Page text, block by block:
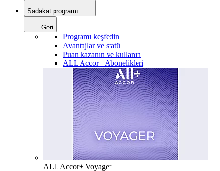
Sadakat programı
Geri
Programı keşfedin
Avantajlar ve statü
Puan kazanın ve kullanın
ALL Accor+ Abonelikleri
ALL Accor+ Voyager